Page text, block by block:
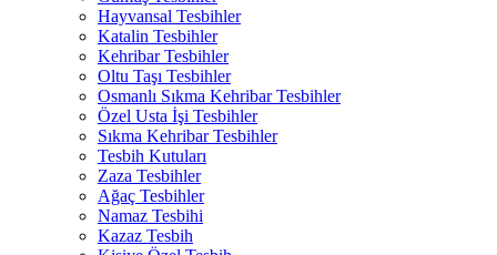
Hayvansal Tesbihler
Katalin Tesbihler
Kehribar Tesbihler
Oltu Taşı Tesbihler
Osmanlı Sıkma Kehribar Tesbihler
Özel Usta İşi Tesbihler
Sıkma Kehribar Tesbihler
Tesbih Kutuları
Zaza Tesbihler
Ağaç Tesbihler
Namaz Tesbihi
Kazaz Tesbih